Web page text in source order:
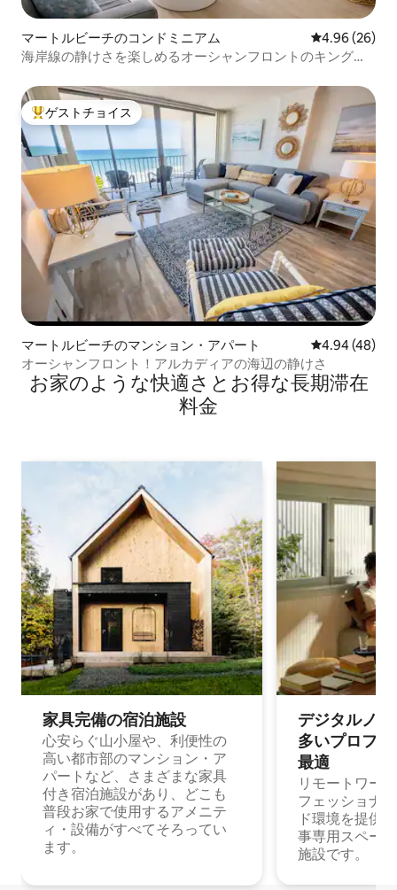
マートルビーチのコンドミニアム レビュー26
4.96 (26)
海岸線の静けさを楽しめるオーシャンフロントのキングス
大好評のゲストチョイスです。
ゲストチョイス
マートルビーチのマンション・アパート レビュー48
4.94 (48)
オーシャンフロント！アルカディアの海辺の静けさ
お家のような快⁠適⁠さ⁠とお⁠得⁠な長⁠期⁠滞⁠在
料⁠金
家具完備の宿⁠泊⁠施⁠設
心安らぐ山小屋や、利便性の
高い都市部のマンション・ア
パートなど、さまざまな家具
付き宿泊施設があり、どこも
普段お家で使用するアメニテ
ィ・設備がすべてそろってい
ます。
デジタルノ
多⁠いプ⁠ロ⁠フ⁠
最⁠適
リモートワー
フェッショナ
ド環境を提供
事専用スペー
施設です。